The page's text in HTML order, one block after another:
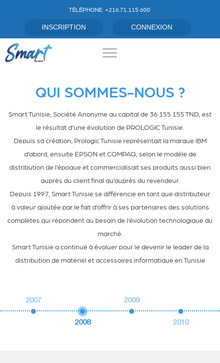
TÉLÉPHONE +216.71.115.600
QUI SOMMES-NOUS ?
Smart Tunisie, Société Anonyme au capital de 36 155 155 TND, est
le résultat d’une évolution de PROLOGIC Tunisie.
Depuis sa création, Prologic Tunisie représentait la marque IBM
d’abord, ensuite EPSON et COMPAQ, selon le modèle de
distribution de l’époque et commercialisait ses produits aussi bien
auprès du client final qu’auprès du revendeur.
Depuis 1997, Smart Tunisie se différencie en tant que distributeur
à valeur ajoutée par le fait d’offrir à ses partenaires des solutions
complètes qui répondent au besoin de l’évolution technologique du
marché.
Smart Tunisie a continué à évoluer pour le devenir le leader de la
distribution de matériel et accessoires informatique en Tunisie
2007
2008
2009
2010